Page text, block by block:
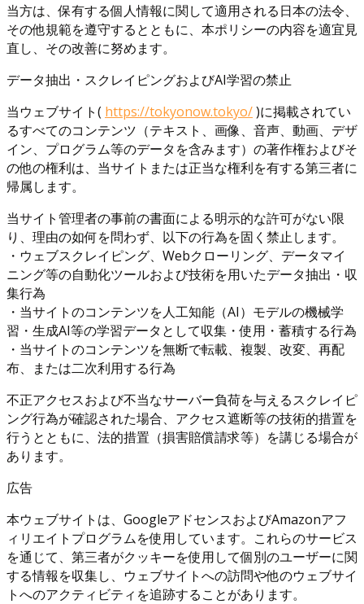
当方は、保有する個人情報に関して適用される日本の法令、
その他規範を遵守するとともに、本ポリシーの内容を適宜見
直し、その改善に努めます。
データ抽出・スクレイピングおよびAI学習の禁止
当ウェブサイト( https://tokyonow.tokyo/)に掲載されてい
るすべてのコンテンツ（テキスト、画像、音声、動画、デザ
イン、プログラム等のデータを含みます）の著作権およびそ
の他の権利は、当サイトまたは正当な権利を有する第三者に
帰属します。
当サイト管理者の事前の書面による明示的な許可がない限
り、理由の如何を問わず、以下の行為を固く禁止します。
・ウェブスクレイピング、Webクローリング、データマイ
ニング等の自動化ツールおよび技術を用いたデータ抽出・収
集行為
・当サイトのコンテンツを人工知能（AI）モデルの機械学
習・生成AI等の学習データとして収集・使用・蓄積する行為
・当サイトのコンテンツを無断で転載、複製、改変、再配
布、または二次利用する行為
不正アクセスおよび不当なサーバー負荷を与えるスクレイピ
ング行為が確認された場合、アクセス遮断等の技術的措置を
行うとともに、法的措置（損害賠償請求等）を講じる場合が
あります。
広告
本ウェブサイトは、GoogleアドセンスおよびAmazonアフ
ィリエイトプログラムを使用しています。これらのサービス
を通じて、第三者がクッキーを使用して個別のユーザーに関
する情報を収集し、ウェブサイトへの訪問や他のウェブサイ
トへのアクティビティを追跡することがあります。